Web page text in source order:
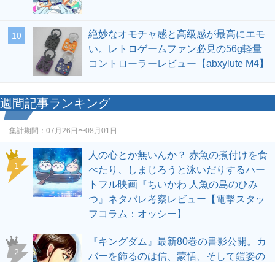
10
絶妙なオモチャ感と高級感が最高にエモ
い。レトロゲームファン必見の56g軽量
コントローラーレビュー【abxylute M4】
週間記事ランキング
集計期間： 07月26日〜08月01日
1
人の心とか無いんか？ 赤魚の煮付けを食
べたり、しまじろうと泳いだりするハー
トフル映画『ちいかわ 人魚の島のひみ
つ』ネタバレ考察レビュー【電撃スタッ
フコラム：オッシー】
2
『キングダム』最新80巻の書影公開。カ
バーを飾るのは信、蒙恬、そして鎧姿の